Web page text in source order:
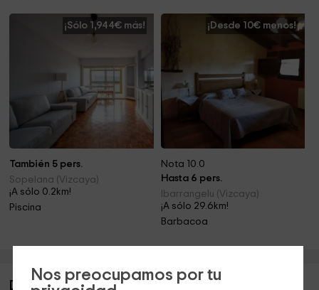
Nos preocupamos por tu
¡Sólo 1,944€ más!
También 5 pers.
Sopelana (Vizcaya)
¡A sólo 0.2km!
Piscina
¡Desde 10€ menos!
Nota 10.0
Hasta 6 pers.
Ibarrangelu (Vizcaya)
¡A sólo 29.6km!
Barbacoa
Descripción de Primera Línea de Playa & Club